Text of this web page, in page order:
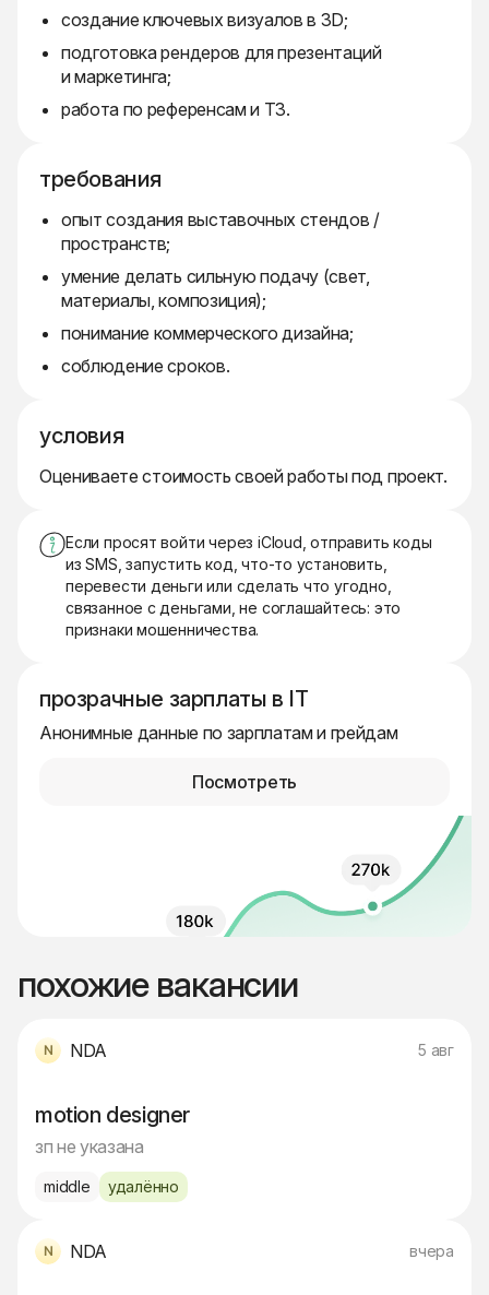
создание ключевых визуалов в 3D;
подготовка рендеров для презентаций
и маркетинга;
работа по референсам и ТЗ.
требования
опыт создания выставочных стендов /
пространств;
умение делать сильную подачу (свет,
материалы, композиция);
понимание коммерческого дизайна;
соблюдение сроков.
условия
Оцениваете стоимость своей работы под проект.
Если просят войти через iCloud, отправить коды
из SMS, запустить код, что-то установить,
перевести деньги или сделать что угодно,
связанное с деньгами, не соглашайтесь: это
признаки мошенничества.
прозрачные зарплаты в IT
Анонимные данные по зарплатам и грейдам
Посмотреть
похожие вакансии
NDA 5 авг
motion designer
зп не указана
middle удалённо
NDA вчера